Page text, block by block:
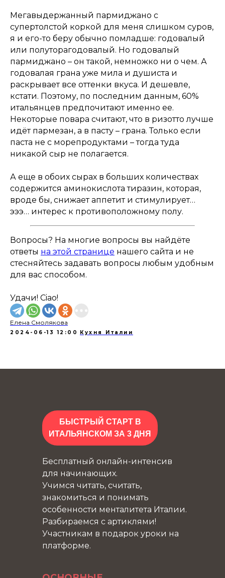
Мегавыдержанный пармиджано с
супертолстой коркой для меня слишком суров,
я и его-то беру обычно помладше: годовалый
или полуторагодовалый. Но годовалый
пармиджано – он такой, немножко ни о чем. А
годовалая грана уже мила и душиста и
раскрывает все оттенки вкуса. И дешевле,
кстати. Поэтому, по последним данным, 60%
итальянцев предпочитают именно ее.
Некоторые повара считают, что в ризотто лучше
идёт пармезан, а в пасту – грана. Только если
паста не с морепродуктами – тогда туда
никакой сыр не полагается.
А еще в обоих сырах в больших количествах
содержится аминокислота тиразин, которая,
вроде бы, снижает аппетит и стимулирует…
эээ… интерес к противоположному полу.
Вопросы? На многие вопросы вы найдёте
ответы на этой странице нашего сайта и не
стесняйтесь задавать вопросы любым удобным
для вас способом.
Удачи! Ciao!
Елена Смолякова
2024-06-13 12:00 Кухня Италии
БЫСТРЫЙ СТАРТ В
ИТАЛЬЯНСКОМ ЗА 3 ДНЯ
Бесплатный онлайн-интенсив
для начинающих.
Учимся читать, считать,
знакомиться и понимать
особенности менталитета Италии.
Разбираемся с артиклями!
Участникам в подарок уроки на
платформе.